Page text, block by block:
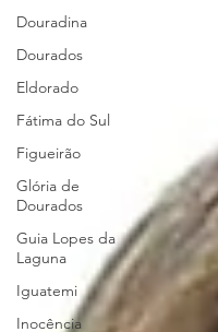
Douradina
Dourados
Eldorado
Fátima do Sul
Figueirão
Glória de
Dourados
Guia Lopes da
Laguna
Iguatemi
Inocência